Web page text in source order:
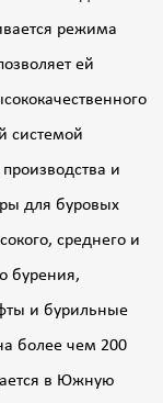
режима
ей
системой
и
для буровых
среднего и
бурения,
и бурильные
​​более чем 200
в Южную